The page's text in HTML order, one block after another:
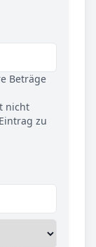
Beträge
nicht
zu